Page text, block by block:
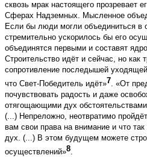
сквозь мрак настоящего прозревает
Сферах Надземных. Мысленное
Если бы люди могли объединиться в
стремительно ускорилось бы его
объединятся первыми и составят
Строительство идёт и сейчас, но как
сопротивление последышей
что Свет-Победитель идёт»7. «От
почувствовать радость и даже
отягощающими дух
(...) Непреложно, неотвратимо
вам свои права на внимание и что так
дух. (...) В этом будущем можете
осуществлений»8.